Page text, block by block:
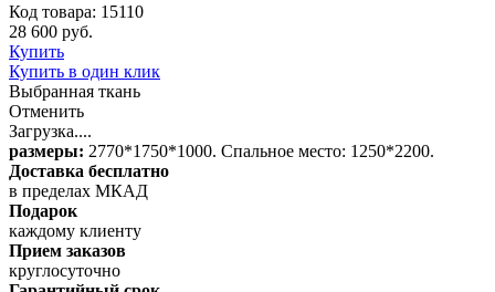
Код товара: 15110
28 600 руб.
Купить
Купить в один клик
Выбранная ткань
Отменить
Загрузка....
размеры: 2770*1750*1000. Спальное место: 1250*2200.
Доставка бесплатно
в пределах МКАД
Подарок
каждому клиенту
Прием заказов
круглосуточно